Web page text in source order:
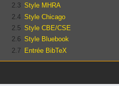
2.3 Style MHRA
2.4 Style Chicago
2.5 Style CBE/CSE
2.6 Style Bluebook
2.7 Entrée BibTeX